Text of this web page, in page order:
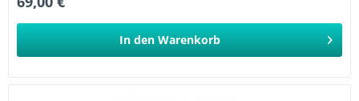
In den Warenkorb